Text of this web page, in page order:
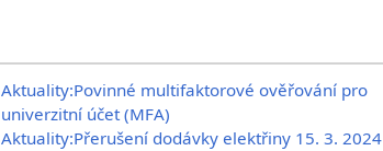
Aktuality:Povinné multifaktorové ověřování pro
univerzitní účet (MFA)
Aktuality:Přerušení dodávky elektřiny 15. 3. 2024